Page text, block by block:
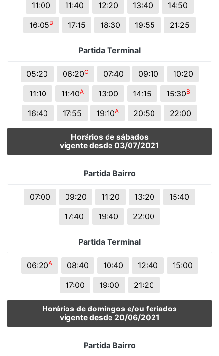
11:00
11:40 12:20 13:40
14:50
16:05B 17:15 18:30 19:55 21:25
Partida Terminal
05:20 06:20C 07:40 09:10
10:20
11:10
11:40A 13:00 14:15 15:30B
16:40 17:55 19:10A 20:50 22:00
Horários de sábados
vigente desde 03/07/2021
Partida Bairro
07:00 09:20 11:20 13:20
15:40
17:40
19:40 22:00
Partida Terminal
06:20A 08:40 10:40 12:40
15:00
17:00
19:00 21:20
Horários de domingos e/ou feriados
vigente desde 20/06/2021
Partida Bairro